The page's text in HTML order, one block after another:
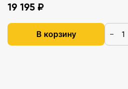
19 195 ₽
В корзину −